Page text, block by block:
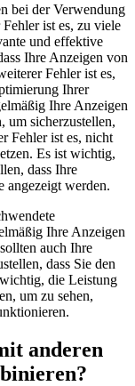
bei der Verwendung
ist es, zu viele
und effektive
Ihre Anzeigen von
Fehler ist es,
Ihrer
Ihre Anzeigen
um sicherzustellen,
Fehler ist es, nicht
Es ist wichtig,
dass Ihre
angezeigt werden.
Ihre Anzeigen
auch Ihre
dass Sie den
die Leistung
um zu sehen,
anderen